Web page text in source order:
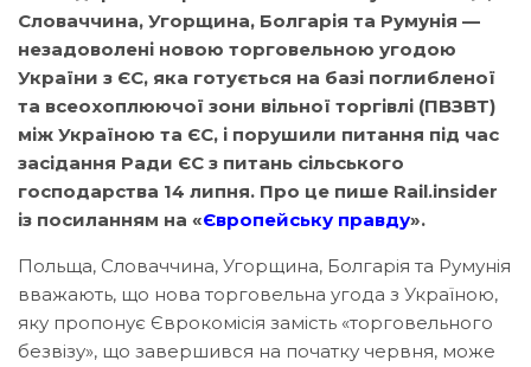
Словаччина, Угорщина, Болгарія та Румунія —
незадоволені новою торговельною угодою
України з ЄС, яка готується на базі поглибленої
та всеохоплюючої зони вільної торгівлі (ПВЗВТ)
між Україною та ЄС, і порушили питання під час
засідання Ради ЄС з питань сільського
господарства 14 липня. Про це пише Rail.insider
із посиланням на «Європейську правду».
Польща, Словаччина, Угорщина, Болгарія та Румунія
вважають, що нова торговельна угода з Україною,
яку пропонує Єврокомісія замість «торговельного
безвізу», що завершився на початку червня, може